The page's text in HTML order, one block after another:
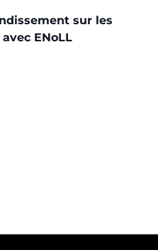
sur les
ENoLL